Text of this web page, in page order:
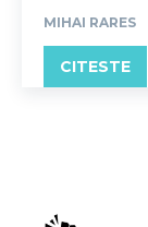
MIHAI RARES
CITESTE